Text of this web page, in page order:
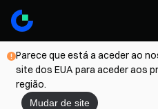
Parece que está a aceder ao
site dos EUA para aceder aos
região.
Mudar de site